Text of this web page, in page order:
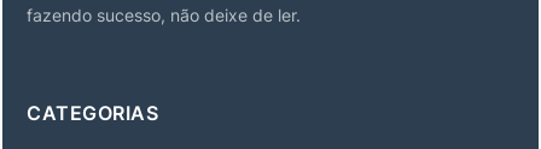
fazendo sucesso, não deixe de ler.
CATEGORIAS